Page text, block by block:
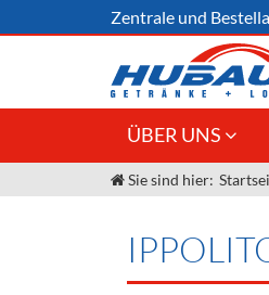
Zentrale und
ÜBER UNS
Jobs
Unser Team
Sie sind hier: